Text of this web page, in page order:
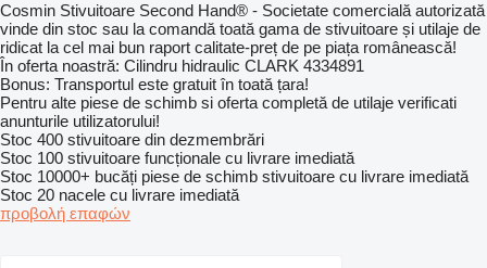
Cosmin Stivuitoare Second Hand® - Societate comercială autorizată
vinde din stoc sau la comandă toată gama de stivuitoare și utilaje de
ridicat la cel mai bun raport calitate-preț de pe piața românească!
În oferta noastră: Cilindru hidraulic CLARK 4334891
Bonus: Transportul este gratuit în toată țara!
Pentru alte piese de schimb si oferta completă de utilaje verificati
anunturile utilizatorului!
Stoc 400 stivuitoare din dezmembrări
Stoc 100 stivuitoare funcționale cu livrare imediată
Stoc 10000+ bucăți piese de schimb stivuitoare cu livrare imediată
Stoc 20 nacele cu livrare imediată
προβολή επαφών